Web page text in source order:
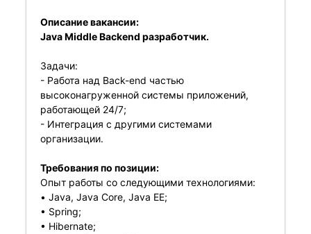
Описание вакансии:
Java Middle Backend разработчик.
Задачи:
- Работа над Back-end частью
высоконагруженной системы приложений,
работающей 24/7;
- Интеграция с другими системами
организации.
Требования по позиции:
Опыт работы со следующими технологиями:
• Java, Java Core, Java EE;
• Spring;
• Hibernate;